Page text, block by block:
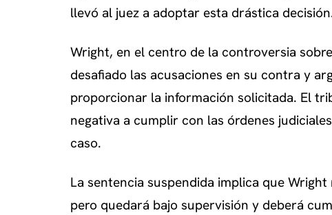
llevó al juez a adoptar esta drástica
Wright, en el centro de la controversia
desafiado las acusaciones en su contra y
proporcionar la información solicitada. El
negativa a cumplir con las órdenes
caso.
La sentencia suspendida implica que
pero quedará bajo supervisión y deberá